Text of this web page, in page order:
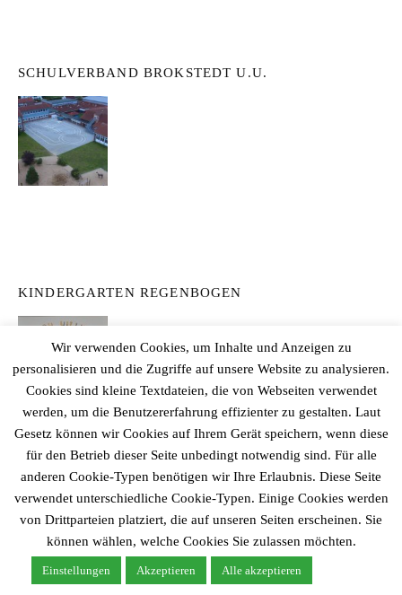
SCHULVERBAND BROKSTEDT U.U.
KINDERGARTEN REGENBOGEN
MILE BROKSTEDT
Wir verwenden Cookies, um Inhalte und Anzeigen zu
personalisieren und die Zugriffe auf unsere Website zu analysieren.
Cookies sind kleine Textdateien, die von Webseiten verwendet
werden, um die Benutzererfahrung effizienter zu gestalten. Laut
Gesetz können wir Cookies auf Ihrem Gerät speichern, wenn diese
für den Betrieb dieser Seite unbedingt notwendig sind. Für alle
anderen Cookie-Typen benötigen wir Ihre Erlaubnis. Diese Seite
verwendet unterschiedliche Cookie-Typen. Einige Cookies werden
von Drittparteien platziert, die auf unseren Seiten erscheinen. Sie
können wählen, welche Cookies Sie zulassen möchten.
Einstellungen Akzeptieren Alle akzeptieren